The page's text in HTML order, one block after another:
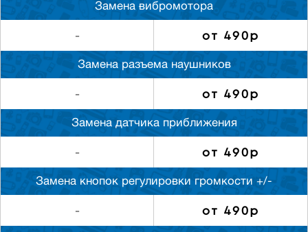
Замена вибромотора
- от 490р
Замена разъема наушников
- от 490р
Замена датчика приближения
- от 490р
Замена кнопок регулировки громкости +/-
- от 490р